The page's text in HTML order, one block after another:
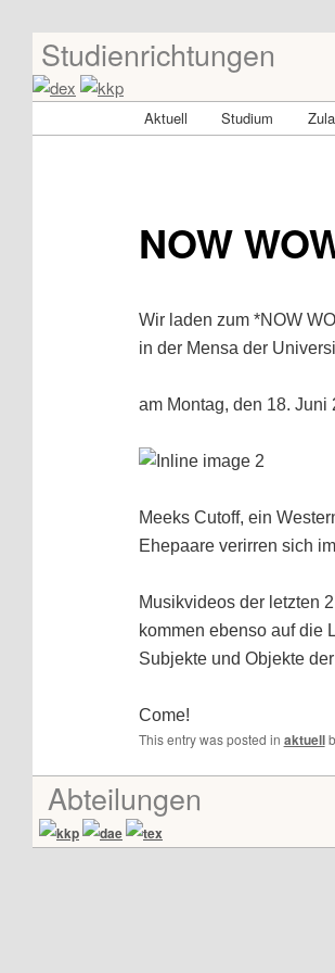
Skip
to
primary
dex-kkp
Universität für angewandte
Studienrichtungen
menu
Aktuell Studium
NOW
Wir laden zum *NOW
in der Mensa der
am Montag, den 18. Juni
Meeks Cutoff, ein
Ehepaare verirren sich
Musikvideos der letzten
kommen ebenso auf die
Subjekte und Objekte
Come!
This entry was posted in aktuell
Abteilungen